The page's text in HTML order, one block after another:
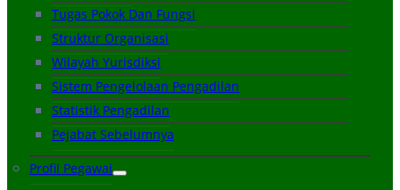
Tugas Pokok Dan Fungsi
Struktur Organisasi
Wilayah Yurisdiksi
Sistem Pengelolaan Pengadilan
Statistik Pengadilan
Pejabat Sebelumnya
Profil Pegawai